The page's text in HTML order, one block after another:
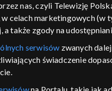
kontakt voucher
nas, czyli Telewizję
w celach marketingowych (w
także zgody na
serwisów zwanych
świadczenie